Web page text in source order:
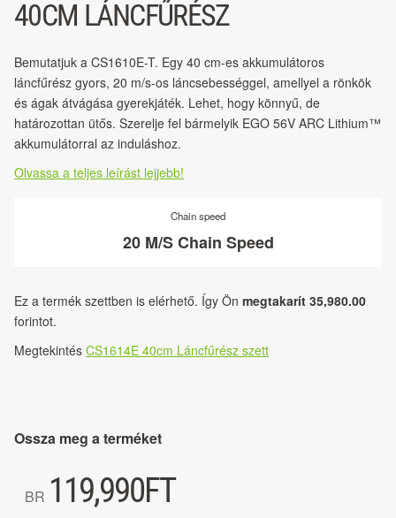
40CM LÁNCFŰRÉSZ
Bemutatjuk a CS1610E-T. Egy 40 cm-es akkumulátoros
láncfűrész gyors, 20 m/s-os láncsebességgel, amellyel a rönkök
és ágak átvágása gyerekjáték. Lehet, hogy könnyű, de
határozottan ütős. Szerelje fel bármelyik EGO 56V ARC Lithium™
akkumulátorral az induláshoz.
Olvassa a teljes leírást lejjebb!
Chain speed
20 M/S Chain Speed
Ez a termék szettben is elérhető. Így Ön megtakarít 35,980.00
forintot.
Megtekintés CS1614E 40cm Láncfűrész szett
Ossza meg a terméket
BR 119,990FT